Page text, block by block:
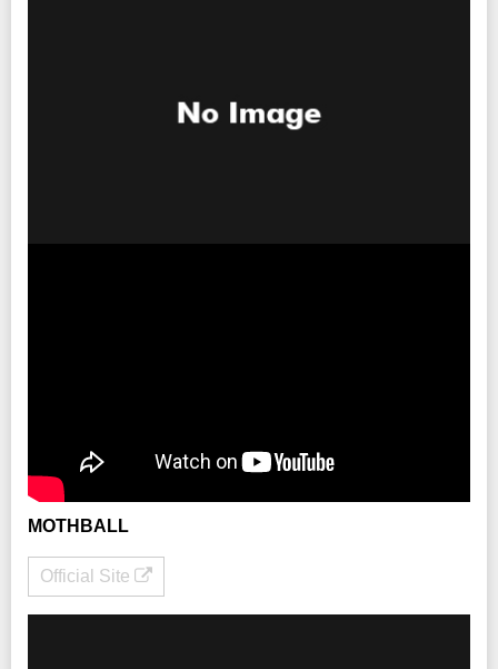
MOTHBALL
Official Site